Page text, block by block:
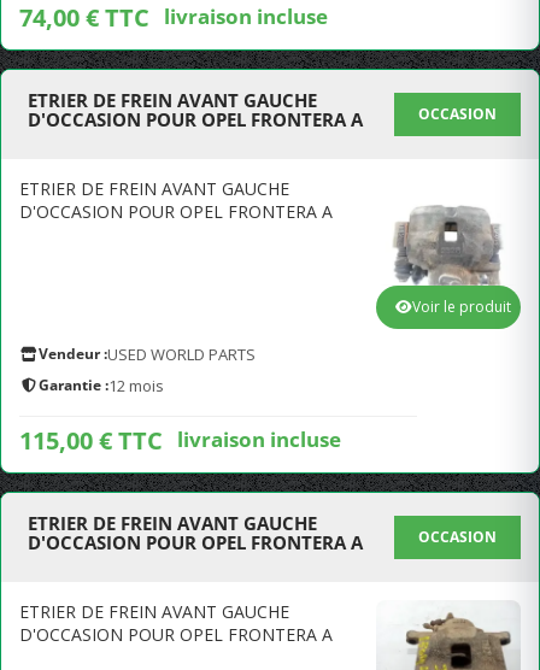
74,00 € TTC livraison incluse
ETRIER DE FREIN AVANT GAUCHE
D'OCCASION POUR OPEL FRONTERA A
OCCASION
ETRIER DE FREIN AVANT GAUCHE
D'OCCASION POUR OPEL FRONTERA A
Vendeur :USED WORLD PARTS
Garantie :12 mois
115,00 € TTC livraison incluse
Voir le produit
ETRIER DE FREIN AVANT GAUCHE
D'OCCASION POUR OPEL FRONTERA A
OCCASION
ETRIER DE FREIN AVANT GAUCHE
D'OCCASION POUR OPEL FRONTERA A